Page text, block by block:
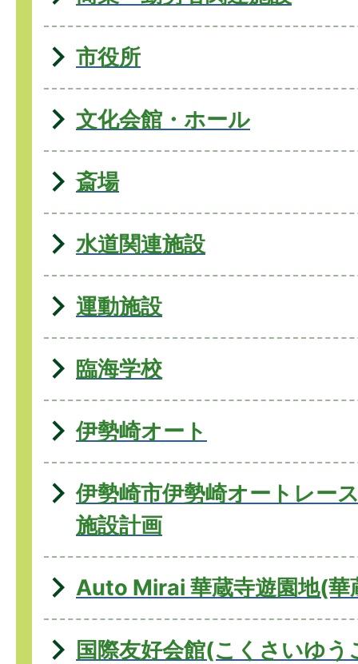
市役所
文化会館・ホール
斎場
水道関連施設
運動施設
臨海学校
伊勢崎オート
伊勢崎市伊勢崎オートレー
施設計画
Auto Mirai 華蔵寺遊園地(華
国際友好会館(こくさいゆ